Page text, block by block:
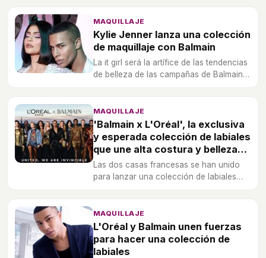
MAQUILLAJE
Kylie Jenner lanza una colección
de maquillaje con Balmain
La it girl será la artífice de las tendencias
de belleza de las campañas de Balmain
MAQUILLAJE
'Balmain x L'Oréal', la exclusiva
y esperada colección de labiales
que une alta costura y belleza
asequible
Las dos casas francesas se han unido
para lanzar una colección de labiales
Glamazone' y 'Tribe Rock'.
MAQUILLAJE
L'Oréal y Balmain unen fuerzas
para hacer una colección de
labiales